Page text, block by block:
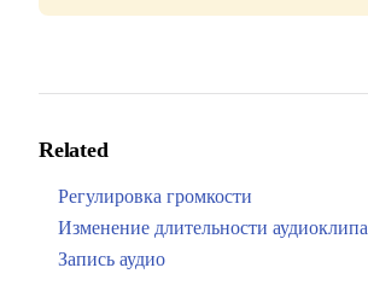
Related
Регулировка громкости
Изменение длительности аудиоклипа
Запись аудио